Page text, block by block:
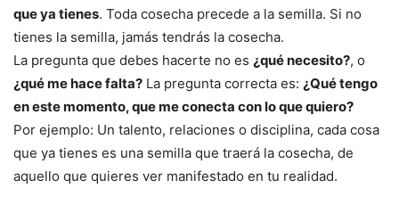
que ya tienes. Toda cosecha precede a la semilla. Si no
tienes la semilla, jamás tendrás la cosecha.
La pregunta que debes hacerte no es ¿qué necesito?, o
¿qué me hace falta? La pregunta correcta es: ¿Qué tengo
en este momento, que me conecta con lo que quiero?
Por ejemplo: Un talento, relaciones o disciplina, cada cosa
que ya tienes es una semilla que traerá la cosecha, de
aquello que quieres ver manifestado en tu realidad.